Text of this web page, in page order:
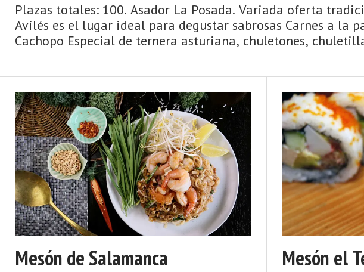
Plazas totales: 100. Asador La Posada. Variada oferta
Avilés es el lugar ideal para degustar sabrosas Carnes a la
Cachopo Especial de ternera asturiana, chuletones,
Mesón de Salamanca Mesón el